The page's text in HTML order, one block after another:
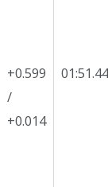
+0.599
/
+0.014